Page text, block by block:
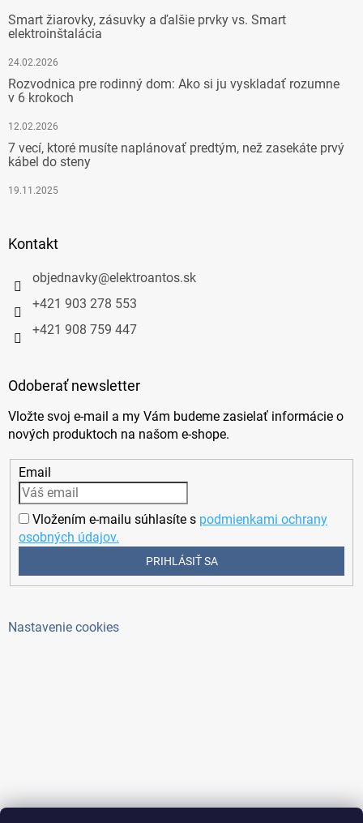
Smart žiarovky, zásuvky a ďalšie prvky vs. Smart
elektroinštalácia
24.02.2026
Rozvodnica pre rodinný dom: Ako si ju vyskladať rozumne
v 6 krokoch
12.02.2026
7 vecí, ktoré musíte naplánovať predtým, než zasekáte prvý
kábel do steny
19.11.2025
Kontakt
objednavky@elektroantos.sk
+421 903 278 553
+421 908 759 447
Odoberať newsletter
Vložte svoj e-mail a my Vám budeme zasielať informácie o
nových produktoch na našom e-shope.
Email
Vložením e-mailu súhlasíte s podmienkami ochrany
osobných údajov.
PRIHLÁSIŤ SA
Nastavenie cookies